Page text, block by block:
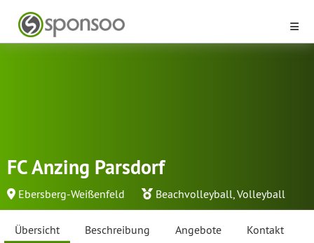
FC Anzing Parsdorf
Ebersberg-Weißenfeld Beachvolleyball,Volleyball
Übersicht Beschreibung Angebote Kontakt